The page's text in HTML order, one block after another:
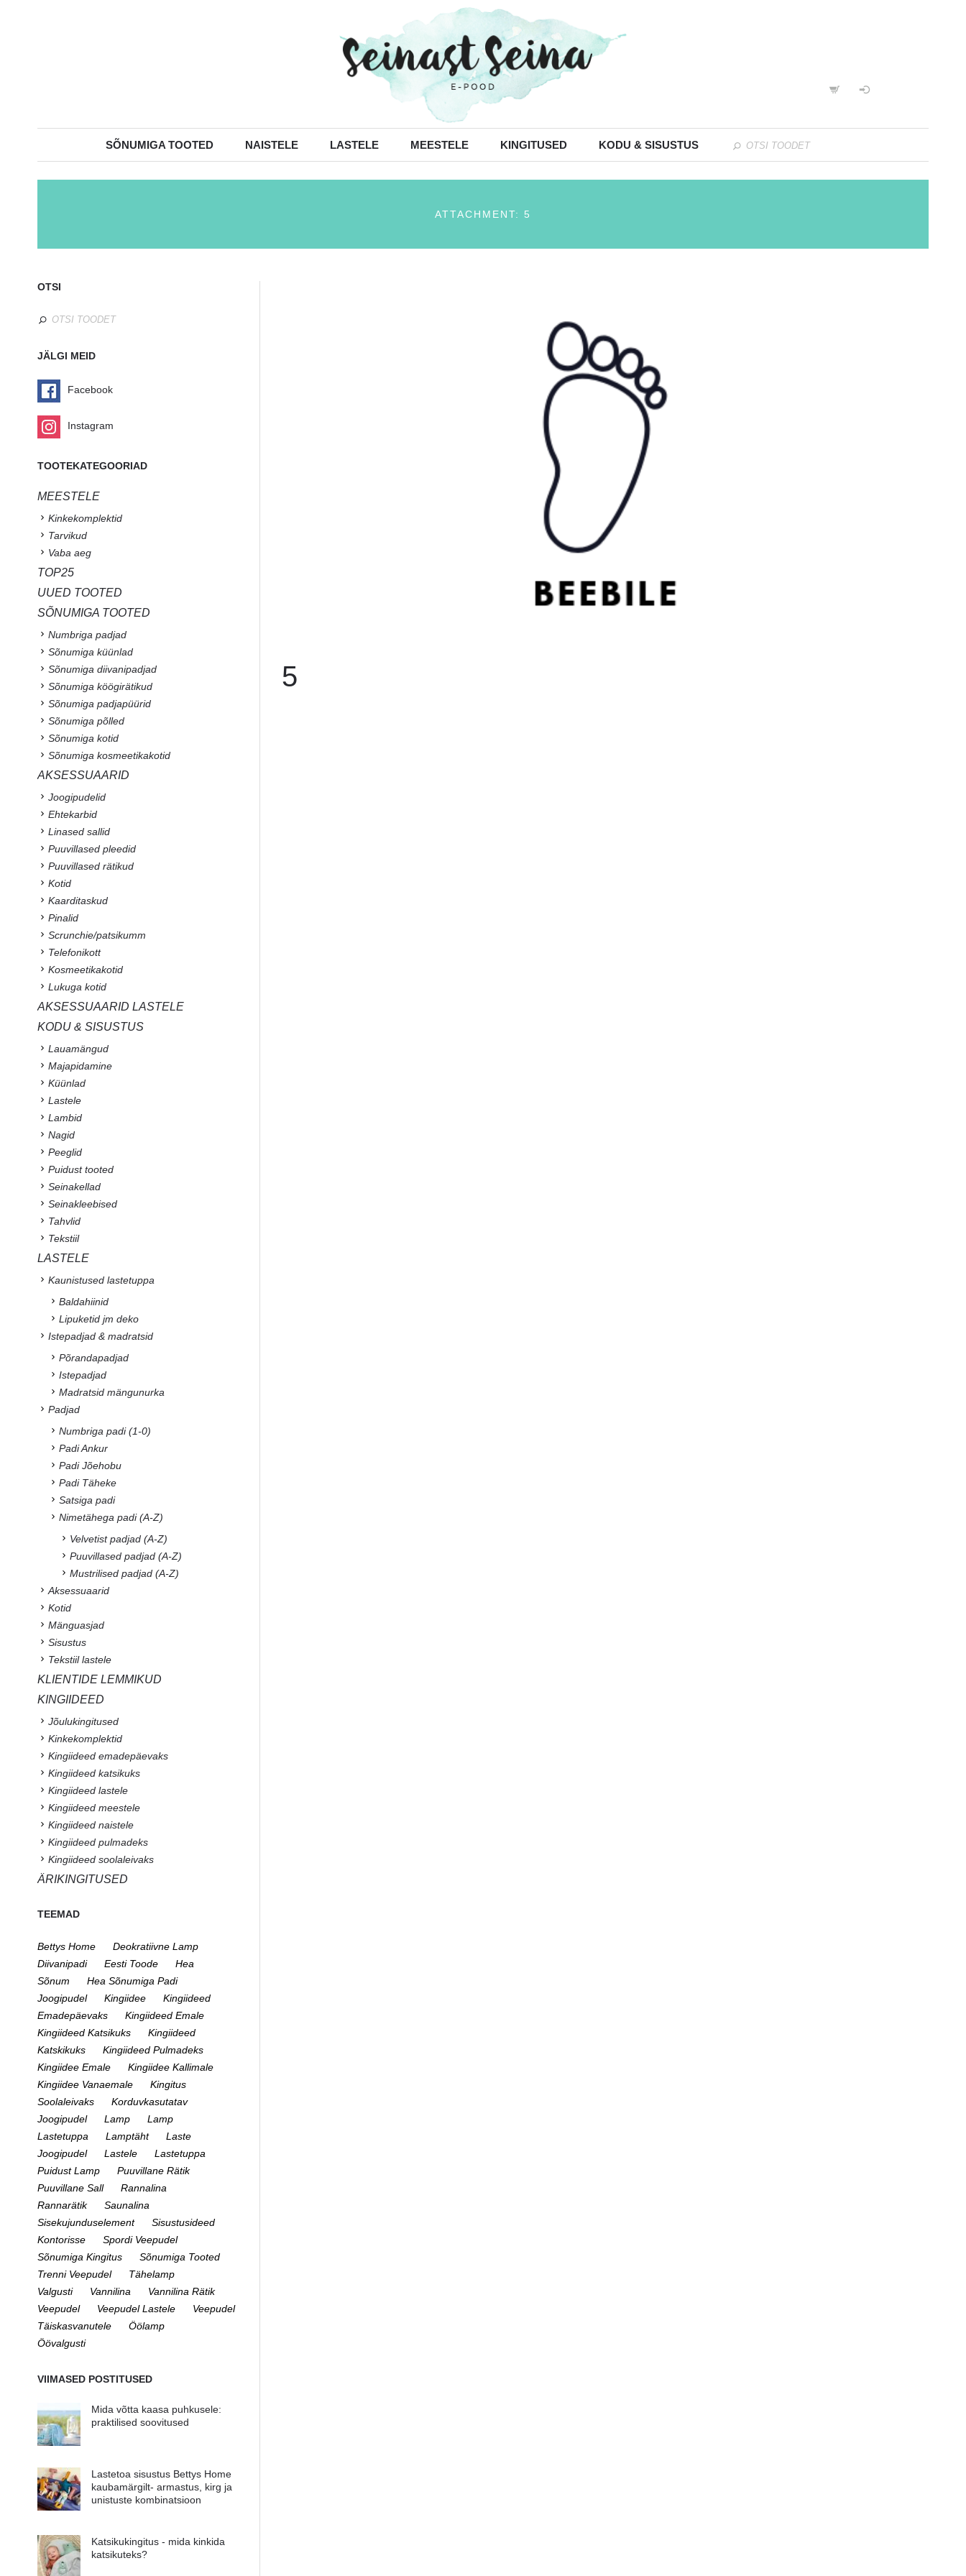
SÕNUMIGA TOOTED NAISTELE LASTELE MEESTELE KINGITUSED KODU & SISUSTUS
ATTACHMENT: 5
5
OTSI
JÄLGI MEID
Facebook
Instagram
TOOTEKATEGOORIAD
MEESTELE
Kinkekomplektid
Tarvikud
Vaba aeg
TOP25
UUED TOOTED
SÕNUMIGA TOOTED
Numbriga padjad
Sõnumiga küünlad
Sõnumiga diivanipadjad
Sõnumiga köögirätikud
Sõnumiga padjapüürid
Sõnumiga põlled
Sõnumiga kotid
Sõnumiga kosmeetikakotid
AKSESSUAARID
Joogipudelid
Ehtekarbid
Linased sallid
Puuvillased pleedid
Puuvillased rätikud
Kotid
Kaarditaskud
Pinalid
Scrunchie/patsikumm
Telefonikott
Kosmeetikakotid
Lukuga kotid
AKSESSUAARID LASTELE
KODU & SISUSTUS
Lauamängud
Majapidamine
Küünlad
Lastele
Lambid
Nagid
Peeglid
Puidust tooted
Seinakellad
Seinakleebised
Tahvlid
Tekstiil
LASTELE
Kaunistused lastetuppa
Baldahiinid
Lipuketid jm deko
Istepadjad & madratsid
Põrandapadjad
Istepadjad
Madratsid mängunurka
Padjad
Numbriga padi (1-0)
Padi Ankur
Padi Jõehobu
Padi Täheke
Satsiga padi
Nimetähega padi (A-Z)
Velvetist padjad (A-Z)
Puuvillased padjad (A-Z)
Mustrilised padjad (A-Z)
Aksessuaarid
Kotid
Mänguasjad
Sisustus
Tekstiil lastele
KLIENTIDE LEMMIKUD
KINGIIDEED
Jõulukingitused
Kinkekomplektid
Kingiideed emadepäevaks
Kingiideed katsikuks
Kingiideed lastele
Kingiideed meestele
Kingiideed naistele
Kingiideed pulmadeks
Kingiideed soolaleivaks
ÄRIKINGITUSED
TEEMAD
Bettys Home
Deokratiivne Lamp
Diivanipadi
Eesti Toode
Hea
Sõnum
Hea Sõnumiga Padi
Joogipudel
Kingiidee
Kingiideed
Emadepäevaks
Kingiideed Emale
Kingiideed Katsikuks
Kingiideed
Katskikuks
Kingiideed Pulmadeks
Kingiidee Emale
Kingiidee Kallimale
Kingiidee Vanaemale
Kingitus
Soolaleivaks
Korduvkasutatav
Joogipudel
Lamp
Lamp
Lastetuppa
Lamptäht
Laste
Joogipudel
Lastele
Lastetuppa
Puidust Lamp
Puuvillane Rätik
Puuvillane Sall
Rannalina
Rannarätik
Saunalina
Sisekujunduselement
Sisustusideed
Kontorisse
Spordi Veepudel
Sõnumiga Kingitus
Sõnumiga Tooted
Trenni Veepudel
Tähelamp
Valgusti
Vannilina
Vannilina Rätik
Veepudel
Veepudel Lastele
Veepudel
Täiskasvanutele
Öölamp
Öövalgusti
VIIMASED POSTITUSED
Mida võtta kaasa puhkusele:
praktilised soovitused
Lastetoa sisustus Bettys Home
kaubamärgilt- armastus, kirg ja
unistuste kombinatsioon
Katsikukingitus - mida kinkida
katsikuteks?